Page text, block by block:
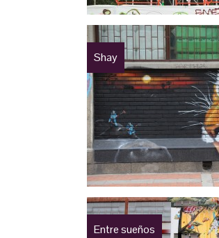
Shay
Entre sueños